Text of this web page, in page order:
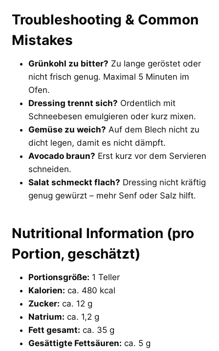
Troubleshooting & Common
Mistakes
Grünkohl zu bitter? Zu lange geröstet oder
nicht frisch genug. Maximal 5 Minuten im
Ofen.
Dressing trennt sich? Ordentlich mit
Schneebesen emulgieren oder kurz mixen.
Gemüse zu weich? Auf dem Blech nicht zu
dicht legen, damit es nicht dämpft.
Avocado braun? Erst kurz vor dem Servieren
schneiden.
Salat schmeckt flach? Dressing nicht kräftig
genug gewürzt – mehr Senf oder Salz hilft.
Nutritional Information (pro
Portion, geschätzt)
Portionsgröße: 1 Teller
Kalorien: ca. 480 kcal
Zucker: ca. 12 g
Natrium: ca. 1,2 g
Fett gesamt: ca. 35 g
Gesättigte Fettsäuren: ca. 5 g